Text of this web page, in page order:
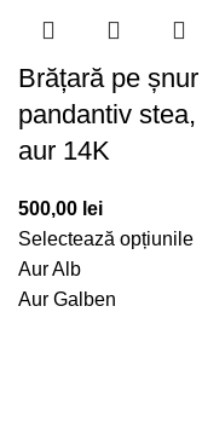
Brățară pe
pandantiv stea,
aur 14K
500,00 lei
Selectează opțiunile
Aur Alb
Aur Galben